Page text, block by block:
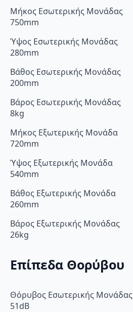
Μήκος Εσωτερικής Μονάδας
750mm
Ύψος Εσωτερικής Μονάδας
280mm
Βάθος Εσωτερικής Μονάδας
200mm
Βάρος Εσωτερικής Μονάδας
8kg
Μήκος Εξωτερικής Μονάδα
720mm
Ύψος Εξωτερικής Μονάδα
540mm
Βάθος Εξωτερικής Μονάδα
260mm
Βάρος Εξωτερικής Μονάδας
26kg
Επίπεδα Θορύβου
Θόρυβος Εσωτερικής Μονάδας
51dB